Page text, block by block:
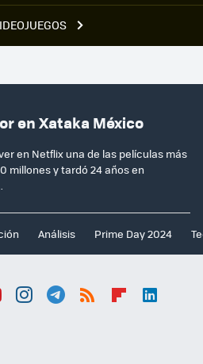
en Xataka México
en Netflix una de las películas más
millones y tardó 24 años en
Análisis Prime Day 2024